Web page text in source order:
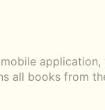
all books from